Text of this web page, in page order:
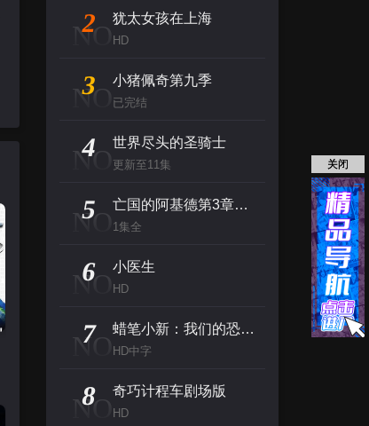
NO
2 犹太女孩在上海
HD
NO
3 小猪佩奇第九季
已完结
NO
4 世界尽头的圣骑士
更新至11集
NO
5 亡国的阿基德第3章：辉芒陨落
1集全
NO
6 小医生
HD
NO
7 蜡笔小新：我们的恐龙日记
HD中字
NO
8 奇巧计程车剧场版
HD
关闭